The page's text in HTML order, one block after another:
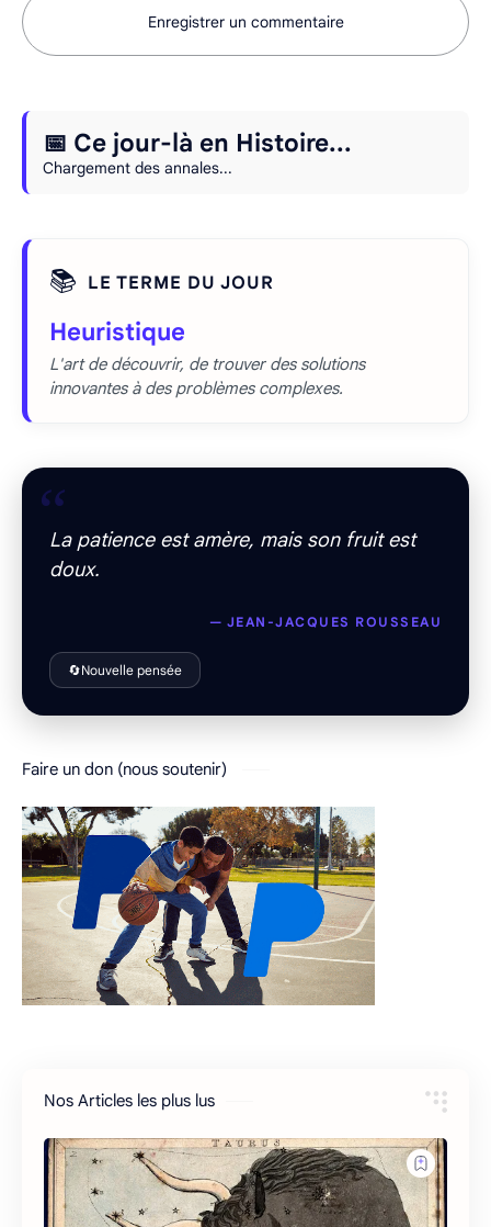
Enregistrer un commentaire
📅 Ce jour-là en Histoire...
Chargement des annales...
📚 LE TERME DU JOUR
Heuristique
L'art de découvrir, de trouver des solutions
innovantes à des problèmes complexes.
“
La patience est amère, mais son fruit est
doux.
— JEAN-JACQUES ROUSSEAU
🔄Nouvelle pensée
Faire un don (nous soutenir)
Nos Articles les plus lus